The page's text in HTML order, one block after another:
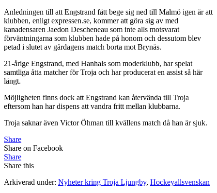
Anledningen till att Engstrand fått bege sig ned till Malmö igen är att
klubben, enligt expressen.se, kommer att göra sig av med
kanadensaren Jaedon Descheneau som inte alls motsvarat
förväntningarna som klubben hade på honom och dessutom blev
petad i slutet av gårdagens match borta mot Brynäs.
21-årige Engstrand, med Hanhals som moderklubb, har spelat
samtliga åtta matcher för Troja och har producerat en assist så här
långt.
Möjligheten finns dock att Engstrand kan återvända till Troja
eftersom han har dispens att vandra fritt mellan klubbarna.
Troja saknar även Victor Öhman till kvällens match då han är sjuk.
Share
Share on Facebook
Share
Share this
Arkiverad under: Nyheter kring Troja Ljungby, Hockeyallsvenskan